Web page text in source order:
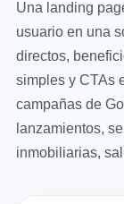
Una landing
usuario en una
directos,
simples y CTAs
campañas de
lanzamientos,
inmobiliarias,